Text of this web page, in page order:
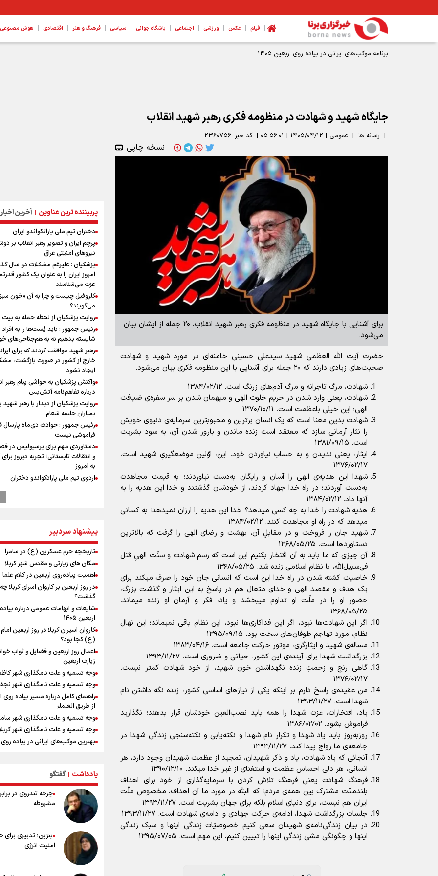
| فیلم | عکس | ورزشی | اجتماعی | باشگاه جوانی | سیاسی | فرهنگ و هنر | اقتصادی | هوش مصنوعی،
اعلام تعطیلات دو روزه در عراق به مناسبت اربعین حسینی ۱۴۰۵
جایگاه شهید و شهادت در منظومه فکری رهبر شهید انقلاب
| رسانه ها | عمومی | ۱۴۰۵/۰۴/۱۲ | ۰۵:۵۶:۰۱ | کد خبر: ۲۳۶۰۷۵۶
| نسخه چاپی
برای آشنایی با جایگاه شهید در منظومه فکری رهبر شهید انقلاب، ۲۰ جمله از ایشان بیان
می‌شود.
حضرت آیت الله العظمی شهید سیدعلی حسینی خامنه‌ای در مورد شهید و شهادت
صحبت‌های زیادی دارند که ۲۰ جمله برای آشنایی با این منظومه فکری بیان می‌شود.
شهادت، مرگ تاجرانه و مرگ آدم‌های زرنگ است. ۱۳۸۴/۰۲/۱۲
شهادت، یعنی وارد شدن در حریم خلوت الهی و میهمان شدن بر سر سفره‌ی ضیافت
الهی؛ این خیلی باعظمت است. ۱۳۷۰/۱۰/۱۱
شهادت بدین معنا است که یک انسان برترین و محبوبترین سرمایه‌ی دنیوی خویش
را نثار آرمانی سازد که معتقد است زنده ماندن و بارور شدن آن، به سود بشریت
است. ۱۳۸۱/۰۹/۱۵
ایثار، یعنی ندیدن و به حساب نیاوردن خود. این، اوّلین موضعگیرىِ شهید است.
۱۳۷۶/۰۲/۱۷
شهدا این هدیه‌ی الهی را آسان و رایگان به‌دست نیاوردند؛ به قیمت مجاهدت
به‌دست آوردند؛ در راه خدا جهاد کردند، از خودشان گذشتند و خدا این هدیه را به
آنها داد. ۱۳۸۴/۰۲/۱۲
هدیه شهادت را خدا به چه کسی میدهد؟ خدا این هدیه را ارزان نمیدهد؛ به کسانی
میدهد که در راه او مجاهدت کنند. ۱۳۸۴/۰۲/۱۲
شهید جان را فروخت و در مقابلِ آن، بهشت و رضاى الهى را گرفت که بالاترین
دستاورد‌ها است. ۱۳۶۸/۰۵/۲۵
آن چیزى که ما باید به آن افتخار بکنیم این است که رسم شهادت و سنّت الهىِ قتل
فی‌سبیل‌ا‌لله، با نظام اسلامى زنده شد. ۱۳۶۸/۰۵/۲۵
خاصیت کشته شدن در راه خدا این است که انسانى جان خود را صرف میکند براى
یک هدف و مقصد الهى و خداى متعال هم در پاسخ به این ایثار و گذشت بزرگ،
حضور او را در ملّت او تداوم میبخشد و یاد، فکر و آرمان او زنده میماند.
۱۳۶۸/۰۵/۲۵
اگر این شهادت‌ها نبود، اگر این فداکاری‌ها نبود، این نظام باقی نمیماند؛ این نهال
نظام، مورد تهاجم طوفان‌های سخت بود. ۱۳۹۵/۰۹/۱۵
مساله‌ى شهید و ایثارگرى، موتور حرکت جامعه است. ۱۳۸۳/۰۴/۱۶
بزرگداشت شهدا برای آینده‌ی این کشور، حیاتی و ضروری است. ۱۳۹۳/۱۱/۲۷
گاهی رنج و زحمتِ زنده نگهداشتن خون شهید، از خود شهادت کمتر نیست.
۱۳۷۶/۰۲/۱۷
من عقیده‌ی راسخ دارم بر اینکه یکی از نیاز‌های اساسی کشور، زنده نگه داشتن نام
شهدا است. ۱۳۹۳/۱۱/۲۷
یاد، افتخارات، عزت شهدا را همه باید نصب‌العین خودشان قرار بدهند؛ نگذارید
فراموش بشود. ۱۳۸۶/۰۲/۰۲
روزبه‌روز باید یاد شهدا و تکرار نام شهدا و نکته‌یابی و نکته‌سنجی زندگی شهدا در
جامعه‌ی ما رواج پیدا کند. ۱۳۹۳/۱۱/۲۷
آنجائی که یاد شهادت، یاد و ذکر شهیدان، تمجید از عظمت شهیدان وجود دارد، هر
انسانی، هر دلی احساس عظمت و استغنای از غیر خدا میکند. ۱۳۹۰/۱۲/۱۰
فرهنگ شهادت یعنی فرهنگ تلاش کردن با سرمایه‌گذاری از خود برای اهداف
بلندمدّت مشترک بین همه‌ی مردم؛ که البتّه در مورد ما آن اهداف، مخصوص ملّت
ایران هم نیست، برای دنیای اسلام بلکه برای جهان بشریت است. ۱۳۹۳/۱۱/۲۷
جلسات بزرگداشت شهدا، ادامه‌ی حرکت جهادی و ادامه‌ی شهادت است. ۱۳۹۳/۱۱/۲۷
در بیان زندگی‌نامه‌ی شهیدان سعی کنیم خصوصیّات زندگی اینها و سبک زندگی
اینها و چگونگی مشی زندگی اینها را تبیین کنیم، این مهم است. ۱۳۹۵/۰۷/۰۵
پربیننده ترین عناوین | آخرین اخبار
دختران تیم ملی پاراتکواندو ایران
پرچم ایران و تصویر رهبر انقلاب بر
نیروهای امنیتی عراق
پزشکیان : علیرغم مشکلات دو سال
امروز ایران را به عنوان یک کشور
عزت می‌شناسند
کلروفیل چیست و چرا به آن «خون
می‌گویند؟
روایت پزشکیان از لحظه حمله به بیت
رئیس جمهور : باید پُست‌ها را به افراد
شایسته بدهیم نه به هم‌جناحی‌های
رهبر شهید موافقت کردند که برای
خارج از کشور در صورت بازگشت،
ایجاد نشود
واکنش پزشکیان به حواشی پیام رهبر
درباره تفاهم‌نامه آتش‌بس
روایت پزشکیان از دیدار با رهبر
بمباران جلسه شعام
رئیس جمهور : حوادث دی‌ماه پارسال
فراموشی نیست
دستاوردی مهم برای پرسپولیس در
و انتقالات تابستانی؛ تجربه دیروز
به امروز
اردوی تیم ملی پاراتکواندو دختران
عملیات تجهیز کتابخانه روستای هدف
رهبران فلسطینی در روند مذاکرات
می‌کنیم
ترس نتانیاهو از ترور
فرود یک بالگرد در بیمارستان رمبام در
اشغالی در پی هلاکت ۲ نظامی
زخمی شدن ۷ نظامی دیگر
ارتش صهیونیستی زمین‌های کشاورزی
جنوب لبنان را به آتش کشید
چه کسی باید قیمت‌ها را تعیین کند؟
بازگشت روان دو میلیون و هشتصد
اربعین از مرزهای شش‌گانه
پزشکیان: سخت‌ترین شرایط ممکن
انقلاب را تجربه میکنیم/ اگر تا امروز
بخاطر همه‌ مردم نجیب ایران بوده
رهبر شهید مثل کوه پشتیبان و حامی
بود
راویان عشق در مرز مهران؛ روایت
رسانه‌ای اربعین از قاب دوربین خبرنگاران
ایلامی
زائران اربعین حسینی در مرز تمرچین
ایران آقای بلامنازع تنگه هرمز
وزیر خارجه مصر: رژیم اسراییل بدون
حقوق مشروع مردم فلسطین امنیت
داشت
پیشنهاد سردبیر
تاریخچه حرم عسکرین (ع) در سامرا
مکان های زیارتی و مقدس شهر کربلا
اهمیت پیاده‌روی اربعین در کلام علما
در روز اربعین بر کاروان اسرای کربلا چه
گذشت؟
شایعات و ابهامات عمومی درباره
اربعین ۱۴۰۵
کاروان اسیران کربلا در روز اربعین
(ع) کجا بود؟
اعمال روز اربعین و فضایل و ثواب
زیارت اربعین
وجه تسمیه و علت نامگذاری شهر
وجه تسمیه و علت نامگذاری شهر
راهنمای کامل درباره مسیر پیاده روی
از طریق العلماء
وجه تسمیه و علت نامگذاری شهر
وجه تسمیه و علت نامگذاری شهر کربلا
بهترین موکب‌های ایرانی در پیاده
پیاده روی اربعین
خطرات پیاده روی اربعین/ ۷
سفری ایمن و معنوی
۲۰ نکته دوستانه درباره پیاده روی
عراقی ها
۸۰ توصیه کاربردی برای ۸۰
اربعین
توصیه های کاربردی برای زائران در
اربعین
یادداشت | گفتگو
چرخه تندروی در
مشروطه
بنزین؛ تدبیری
امنیت انرژی